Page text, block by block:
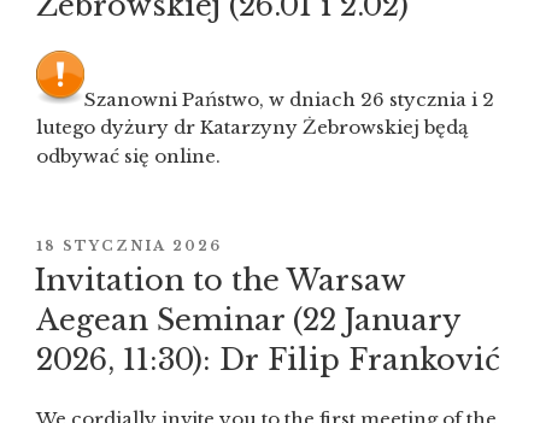
Szanowni Państwo, w dniach 26 stycznia i 2
lutego dyżury dr Katarzyny Żebrowskiej będą
odbywać się online.
OPUBLIKOWANE
W
18 STYCZNIA 2026
Invitation to the Warsaw
Aegean Seminar (22 January
2026, 11:30): Dr Filip Franković